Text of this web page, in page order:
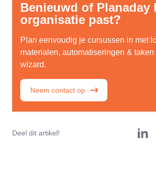
Benieuwd of Planaday
organisatie past?
Plan eenvoudig je cursussen in met
materialen, automatiseringen &
wizard.
Neem contact op
Deel dit artikel!